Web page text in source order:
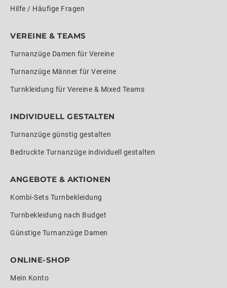
Hilfe / Häufige Fragen
VEREINE & TEAMS
Turnanzüge Damen für Vereine
Turnanzüge Männer für Vereine
Turnkleidung für Vereine & Mixed Teams
INDIVIDUELL GESTALTEN
Turnanzüge günstig gestalten
Bedruckte Turnanzüge individuell gestalten
ANGEBOTE & AKTIONEN
Kombi-Sets Turnbekleidung
Turnbekleidung nach Budget
Günstige Turnanzüge Damen
ONLINE-SHOP
Mein Konto